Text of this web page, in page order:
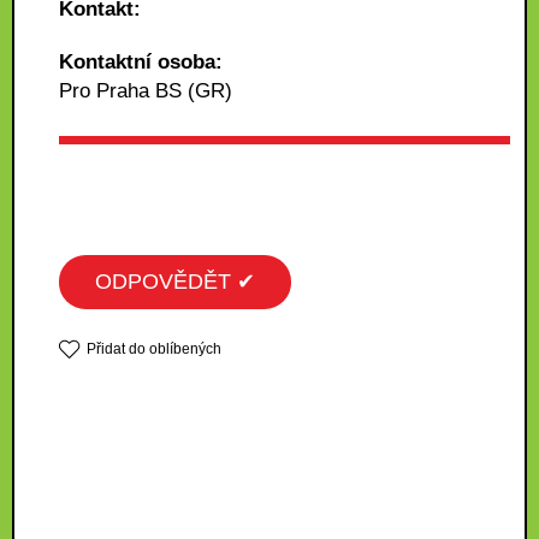
Kontakt:
Kontaktní osoba:
Pro Praha BS (GR)
ODPOVĚDĚT ✔
Přidat do oblíbených